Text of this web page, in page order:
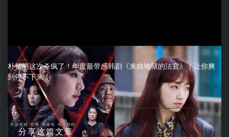
朴信惠这次杀疯了！年度最带感韩剧《来自地狱的法官》！让你爽
到停不下来！
分享这篇文章